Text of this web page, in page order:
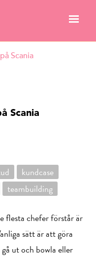
Scania
Scania
kundcase
teambuilding
flesta chefer förstår är
sätt är att göra
ut och bowla eller